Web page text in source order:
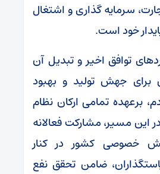
سرمایه گذاری و اشتغال
خود است.
توافق اخیر و تبدیل آن
برای جهش تولید و بهبود
برعهده تمامی ارکان نظام
این مسیر، مشارکت فعالانه
خصوصی کشور در کنار
ضامن تحقق نفع